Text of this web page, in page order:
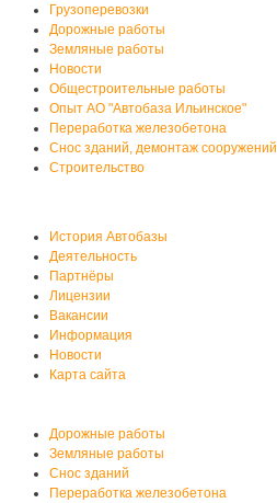
Грузоперевозки
Дорожные работы
Земляные работы
Новости
Общестроительные работы
Опыт АО "Автобаза Ильинское"
Переработка железобетона
Снос зданий, демонтаж сооружений
Строительство
История Автобазы
Деятельность
Партнёры
Лицензии
Вакансии
Информация
Новости
Карта сайта
Дорожные работы
Земляные работы
Снос зданий
Переработка железобетона